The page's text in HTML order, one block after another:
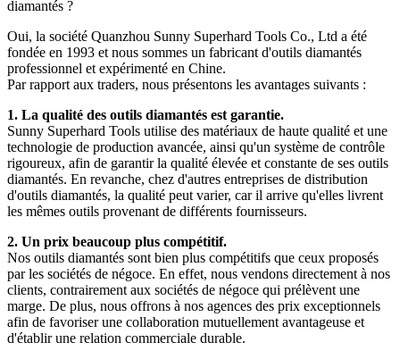
diamantés ?
Oui, la société Quanzhou Sunny Superhard Tools Co., Ltd a été
fondée en 1993 et ​​nous sommes un fabricant d'outils diamantés
professionnel et expérimenté en Chine.
Par rapport aux traders, nous présentons les avantages suivants :
1. La qualité des outils diamantés est garantie.
Sunny Superhard Tools utilise des matériaux de haute qualité et une
technologie de production avancée, ainsi qu'un système de contrôle
rigoureux, afin de garantir la qualité élevée et constante de ses outils
diamantés. En revanche, chez d'autres entreprises de distribution
d'outils diamantés, la qualité peut varier, car il arrive qu'elles livrent
les mêmes outils provenant de différents fournisseurs.
2. Un prix beaucoup plus compétitif.
Nos outils diamantés sont bien plus compétitifs que ceux proposés
par les sociétés de négoce. En effet, nous vendons directement à nos
clients, contrairement aux sociétés de négoce qui prélèvent une
marge. De plus, nous offrons à nos agences des prix exceptionnels
afin de favoriser une collaboration mutuellement avantageuse et
d'établir une relation commerciale durable.